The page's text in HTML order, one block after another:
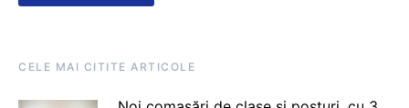
CELE MAI CITITE ARTICOLE